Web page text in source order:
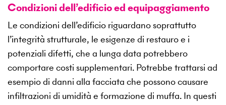
Condizioni dell’edificio ed equipaggiamento
Le condizioni dell’edificio riguardano soprattutto
l’integrità strutturale, le esigenze di restauro e i
potenziali difetti, che a lunga data potrebbero
comportare costi supplementari. Potrebbe trattarsi ad
esempio di danni alla facciata che possono causare
infiltrazioni di umidità e formazione di muffa. In questi